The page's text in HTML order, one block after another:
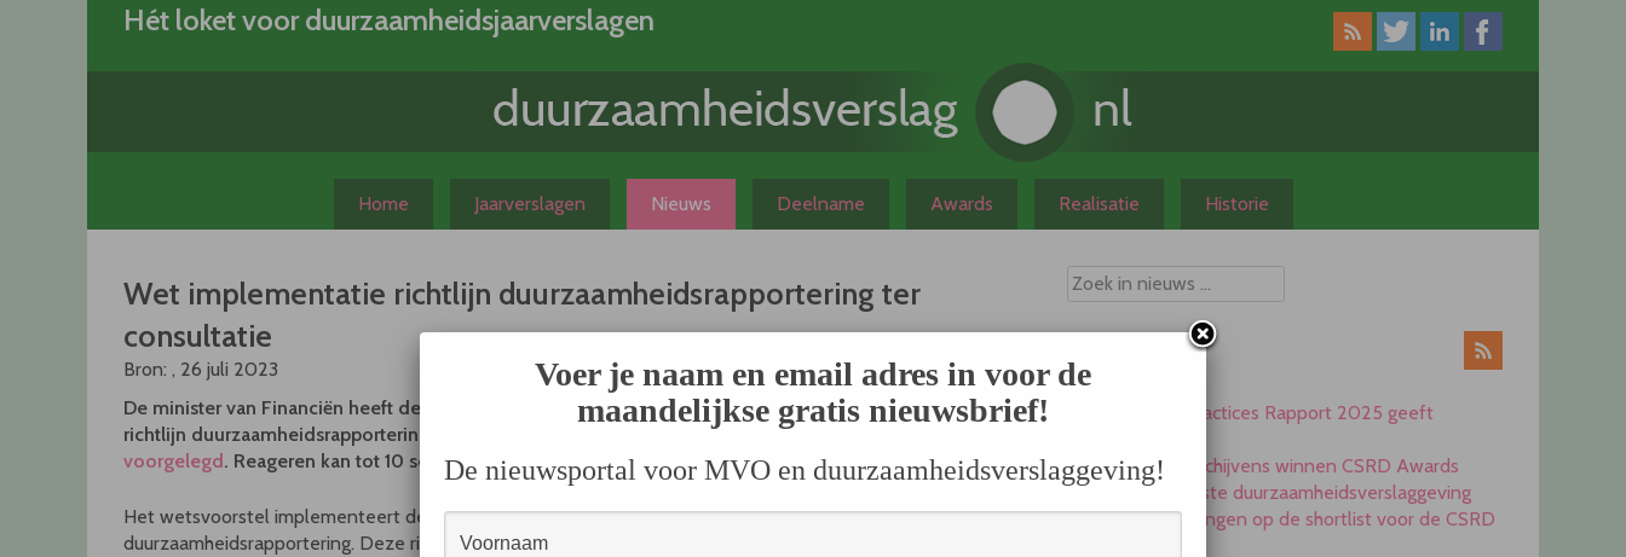
Hét loket voor duurzaamheidsjaarverslagen
Home Jaarverslagen Nieuws Deelname Awards Realisatie Historie
Wet implementatie richtlijn duurzaamheidsrapportering ter
consultatie
Bron: , 26 juli 2023
De minister van Financiën heeft de Wet implementatie
richtlijn duurzaamheidsrapportering
voorgelegd. Reageren kan tot 10 september.
Het wetsvoorstel implementeert de Europese richtlijn
duurzaamheidsrapportering. Deze richtlijn, de Corporate
Nieuws
CSRD Best Practices Rapport 2025 geeft
Heijmans en Schijvens winnen CSRD Awards
2025 voor beste duurzaamheidsverslaggeving
Elf ondernemingen op de shortlist voor de CSRD
Voer je naam en email adres in voor de
maandelijkse gratis nieuwsbrief!
De nieuwsportal voor MVO en duurzaamheidsverslaggeving!